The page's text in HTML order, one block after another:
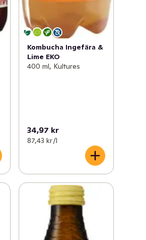
Kombucha Ingefära &
Lime EKO
400 ml, Kultures
34,97 kr
87,43 kr /l